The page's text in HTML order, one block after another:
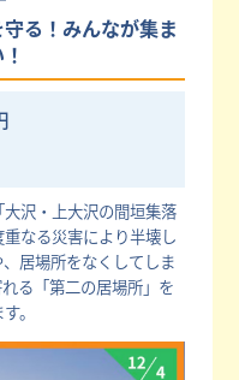
る！みんなが集ま
沢・上大沢の間垣集落
なる災害により半壊し
居場所をなくしてしま
る「第二の居場所」を
。